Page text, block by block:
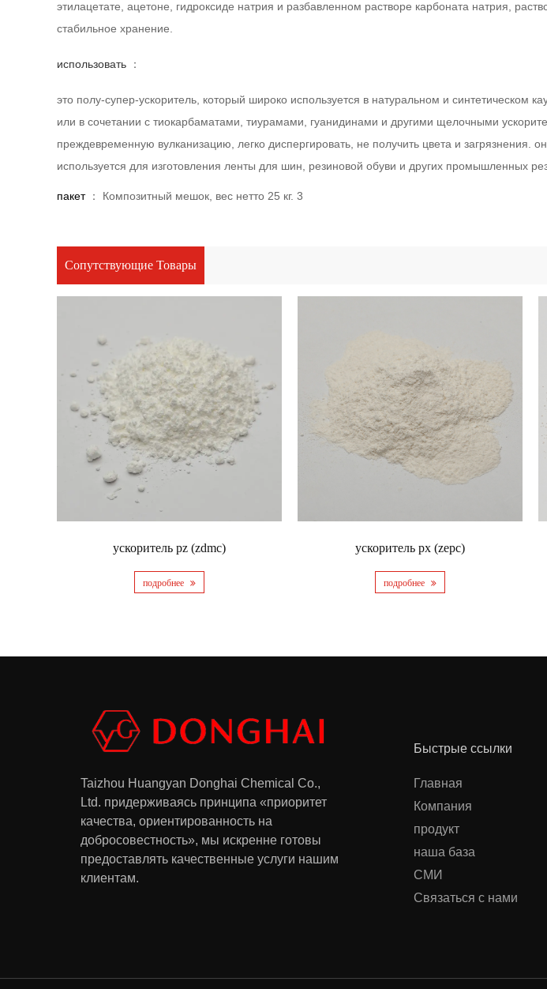
этилацетате, ацетоне, гидроксиде натрия и разбавленном растворе карбоната натрия,
стабильное хранение.
использовать ：
это полу-супер-ускоритель, который широко используется в натуральном и синтетическом
или в сочетании с тиокарбаматами, тиурамами, гуанидинами и другими щелочными
преждевременную вулканизацию, легко диспергировать, не получить цвета и
используется для изготовления ленты для шин, резиновой обуви и других промышленных
пакет ： Композитный мешок, вес нетто 25 кг. 3
Сопутствующие Товары
ускоритель pz (zdmc)
подробнее
ускоритель px (zepc)
подробнее
Taizhou Huangyan Donghai Chemical Co.,
Ltd. придерживаясь принципа «приоритет
качества, ориентированность на
добросовестность», мы искренне готовы
предоставлять качественные услуги нашим
клиентам.
Быстрые ссылки
Главная
Компания
продукт
наша база
СМИ
Связаться с нами